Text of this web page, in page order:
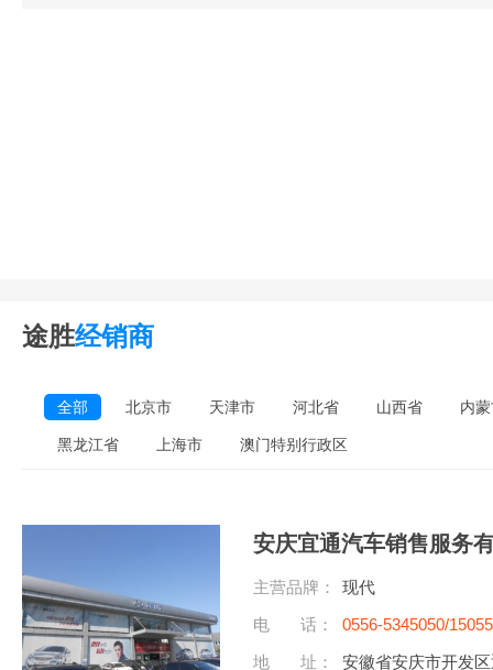
途胜经销商
全部 北京市 天津市 河北省 山西省 内
黑龙江省 上海市 澳门特别行政区
安庆宜通汽车销售服务
主营品牌：
现代
电 话：
0556-5345050/
地 址：
安徽省安庆市开发